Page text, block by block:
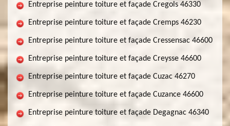
Entreprise peinture toiture et façade Cregols 46330
Entreprise peinture toiture et façade Cremps 46230
Entreprise peinture toiture et façade Cressensac 46600
Entreprise peinture toiture et façade Creysse 46600
Entreprise peinture toiture et façade Cuzac 46270
Entreprise peinture toiture et façade Cuzance 46600
Entreprise peinture toiture et façade Degagnac 46340